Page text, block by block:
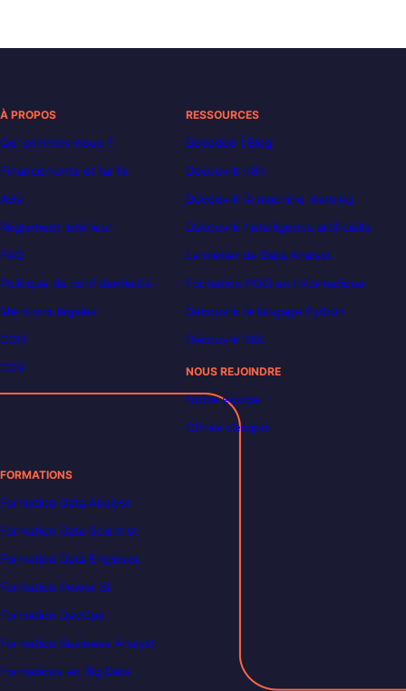
À PROPOS
Qui sommes-nous ?
Financements et tarifs
Avis
Règlement intérieur
FAQ
Politique de confidentialité
Mentions légales
CGU
CGV
RESSOURCES
Decoded | Blog
Découvrir n8n
Découvrir le machine learning
Découvrir l’intelligence artificielle
Le métier de Data Analyst
Formation POEI en informatique
Découvrir le langage Python
Découvrir SQL
NOUS REJOINDRE
Notre équipe
Offres d’emploi
FORMATIONS
Formation Data Analyst
Formation Data Scientist
Formation Data Engineer
Formation Power BI
Formation DevOps
Formation Business Analyst
Formations en Big Data